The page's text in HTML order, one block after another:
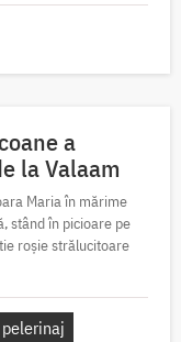
a
la Valaam
Maria în mărime
stând în picioare pe
roșie strălucitoare
pelerinaj